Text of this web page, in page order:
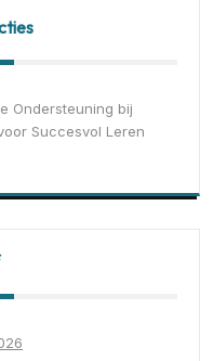
Ondersteuning bij
Succesvol Leren